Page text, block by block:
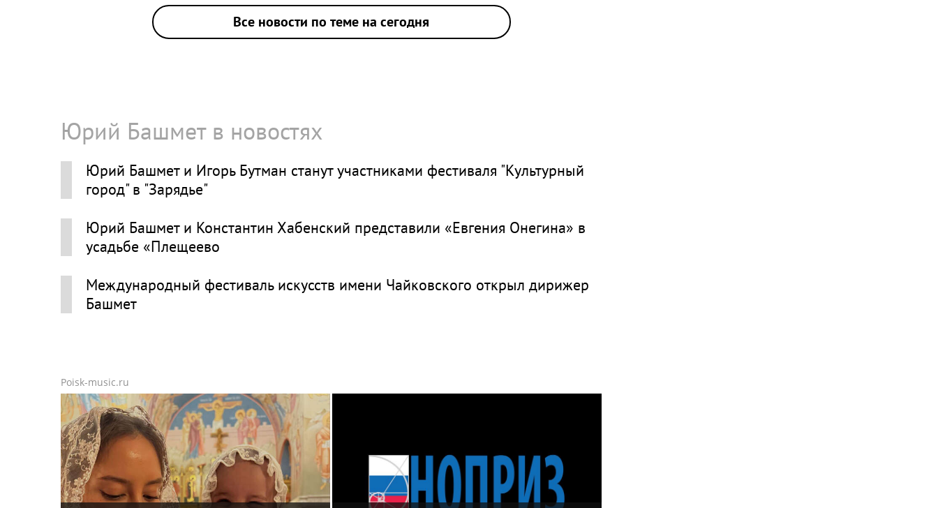
Все новости по теме на сегодня
Юрий Башмет в новостях
Юрий Башмет и Игорь Бутман станут участниками фестиваля "Культурный
город" в "Зарядье"
Юрий Башмет и Константин Хабенский представили «Евгения Онегина» в
усадьбе «Плещеево
Международный фестиваль искусств имени Чайковского открыл дирижер
Башмет
Poisk-music.ru